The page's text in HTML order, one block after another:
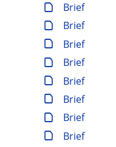
Brief
Brief
Brief
Brief
Brief
Brief
Brief
Brief